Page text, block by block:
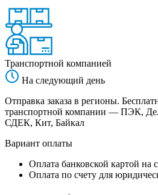
Транспортной компанией
На следующий день
Отправка заказа в регионы.
транспортной компании — ПЭК,
СДЕК, Кит, Байкал
Вариант оплаты
Оплата банковской картой на
Оплата по счету для